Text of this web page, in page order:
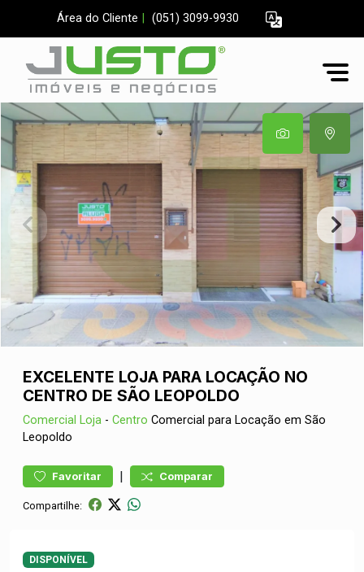
Área do Cliente (051) 3099-9930
EXCELENTE LOJA PARA LOCAÇÃO NO
CENTRO DE SÃO LEOPOLDO
Comercial Loja - Centro Comercial para Locação em São
Leopoldo
Favoritar | Comparar
Compartilhe:
DISPONÍVEL